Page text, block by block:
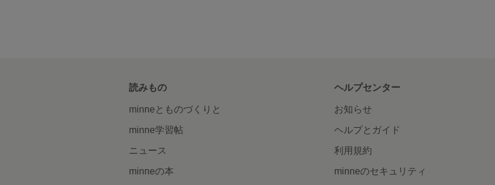
読みもの
minneとものづくりと
minne学習帖
ニュース
minneの本
ヘルプセンター
お知らせ
ヘルプとガイド
利用規約
minneのセキュリティ